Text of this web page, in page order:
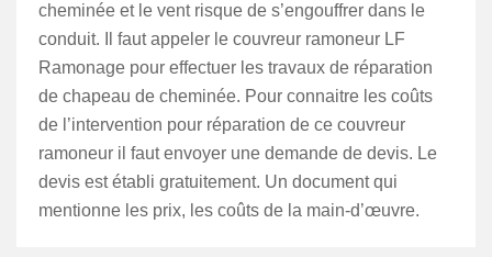
cheminée et le vent risque de s’engouffrer dans le
conduit. Il faut appeler le couvreur ramoneur LF
Ramonage pour effectuer les travaux de réparation
de chapeau de cheminée. Pour connaitre les coûts
de l’intervention pour réparation de ce couvreur
ramoneur il faut envoyer une demande de devis. Le
devis est établi gratuitement. Un document qui
mentionne les prix, les coûts de la main-d’œuvre.